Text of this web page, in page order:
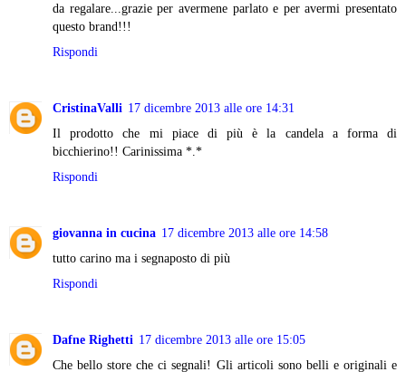
da regalare...grazie per avermene parlato e per avermi presentato
questo brand!!!
Rispondi
CristinaValli 17 dicembre 2013 alle ore 14:31
Il prodotto che mi piace di più è la candela a forma di
bicchierino!! Carinissima *.*
Rispondi
giovanna in cucina 17 dicembre 2013 alle ore 14:58
tutto carino ma i segnaposto di più
Rispondi
Dafne Righetti 17 dicembre 2013 alle ore 15:05
Che bello store che ci segnali! Gli articoli sono belli e originali e